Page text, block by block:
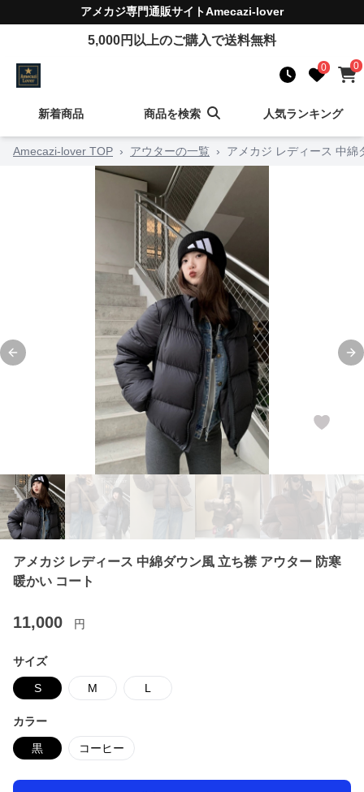
アメカジ専門通販サイトAmecazi-lover
5,000円以上のご購入で送料無料
0 0
新着商品 商品を検索 人気ランキング
Amecazi-lover TOP › アウターの一覧 › アメカジ レディース 中綿
Previous slide
アメカジ レディース 中綿ダウン風 立ち襟 アウター 防寒
暖かい コート
11,000 円
サイズ
S M L
カラー
黒 コーヒー